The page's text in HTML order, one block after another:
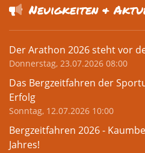
Neuigkeiten &
Der Arathon 2026 steht vor
Donnerstag, 23.07.2026 08:00
Das Bergzeitfahren der
Erfolg
Sonntag, 12.07.2026 10:00
Bergzeitfahren 2026 -
Jahres!